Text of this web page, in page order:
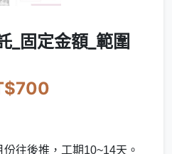
_固定金額_範圍
往後推，工期10~14天。